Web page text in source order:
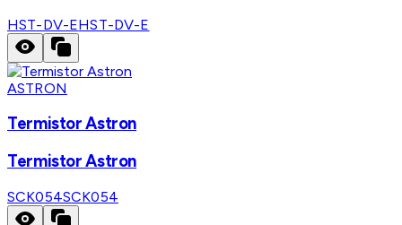
HST-DV-EHST-DV-E
ASTRON
Termistor Astron
Termistor Astron
SCK054SCK054